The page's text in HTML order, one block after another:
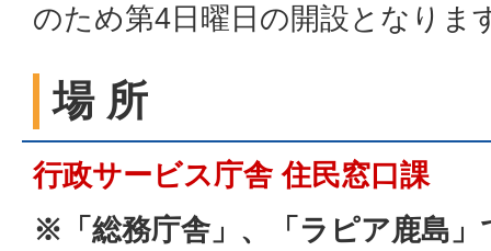
のため第4日曜日の開設となりま
場 所
行政サービス庁舎 住民窓口課
※「総務庁舎」、「ラピア鹿島